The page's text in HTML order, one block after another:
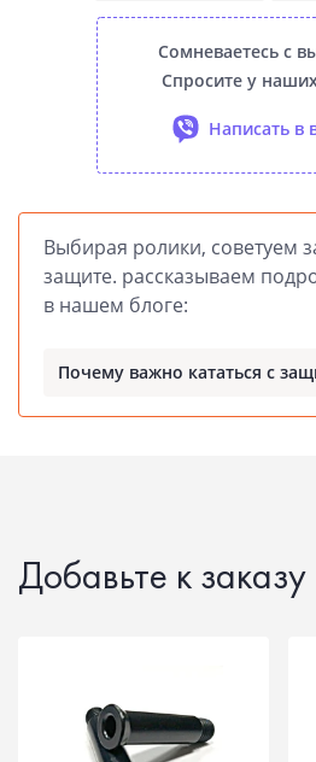
Сомневаетесь с
Спросите у
Написать в
Выбирая ролики, советуем
защите. рассказываем
в нашем блоге:
Почему важно кататься с
Добавьте к заказу